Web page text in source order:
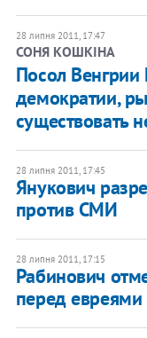
28 липня 2011, 17:47
СОНЯ КОШКІНА
Посол Венгрии
демократии,
существовать
28 липня 2011, 17:45
Янукович
против СМИ
28 липня 2011, 17:15
Рабинович
перед евреями